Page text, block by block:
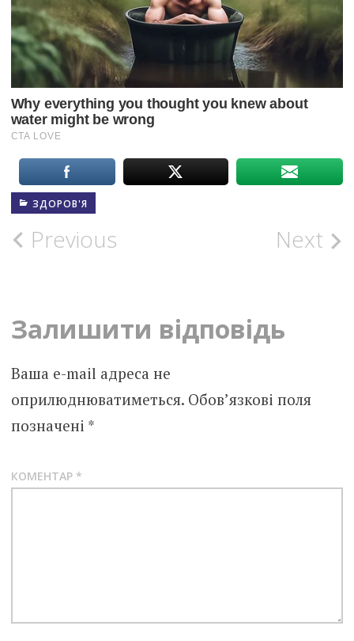
ЗДОРОВ'Я
Post
Previous Next
Залишити відповідь
Ваша e-mail адреса не
оприлюднюватиметься. Обов’язкові поля
позначені *
КОМЕНТАР *